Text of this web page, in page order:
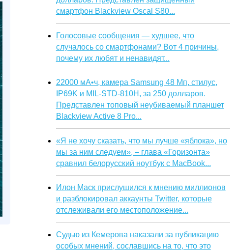
смартфон Blackview Oscal S80...
Голосовые сообщения — худшее, что
случалось со смартфонами? Вот 4 причины,
почему их любят и ненавидят...
22000 мА•ч, камера Samsung 48 Мп, стилус,
IP69K и MIL-STD-810H, за 250 долларов.
Представлен топовый неубиваемый планшет
Blackview Active 8 Pro...
«Я не хочу сказать, что мы лучше «яблока», но
мы за ним следуем», – глава «Горизонта»
сравнил белорусский ноутбук с MacBook...
Илон Маск прислушился к мнению миллионов
и разблокировал аккаунты Twitter, которые
отслеживали его местоположение...
Судью из Кемерова наказали за публикацию
особых мнений, сославшись на то, что это